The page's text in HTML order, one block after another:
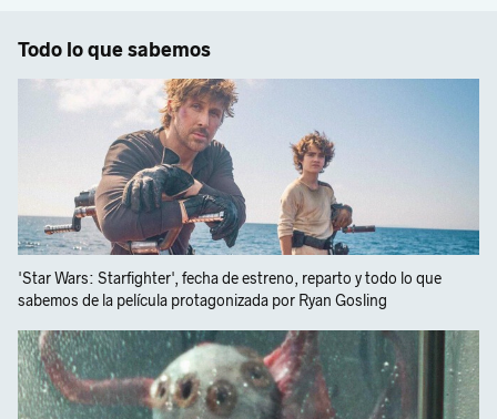
Todo lo que sabemos
'Star Wars: Starfighter', fecha de estreno, reparto y todo lo que
sabemos de la película protagonizada por Ryan Gosling